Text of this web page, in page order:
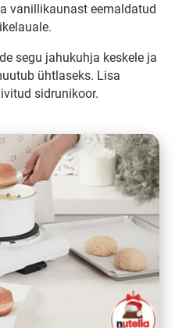
vanillikaunast eemaldatud
segu jahukuhja keskele ja
ühtlaseks. Lisa
sidrunikoor.